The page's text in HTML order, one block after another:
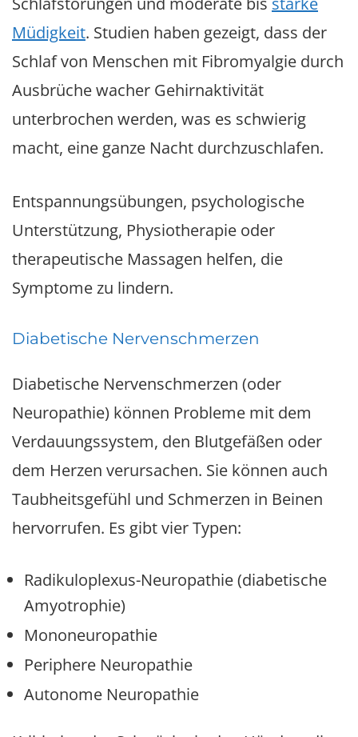
Müdigkeit. Studien haben gezeigt, dass der
Schlaf von Menschen mit Fibromyalgie durch
Ausbrüche wacher Gehirnaktivität
unterbrochen werden, was es schwierig
macht, eine ganze Nacht durchzuschlafen.
Entspannungsübungen, psychologische
Unterstützung, Physiotherapie oder
therapeutische Massagen helfen, die
Symptome zu lindern.
Diabetische Nervenschmerzen
Diabetische Nervenschmerzen (oder
Neuropathie) können Probleme mit dem
Verdauungssystem, den Blutgefäßen oder
dem Herzen verursachen. Sie können auch
Taubheitsgefühl und Schmerzen in Beinen
hervorrufen. Es gibt vier Typen:
Radikuloplexus-Neuropathie (diabetische
Amyotrophie)
Mononeuropathie
Periphere Neuropathie
Autonome Neuropathie